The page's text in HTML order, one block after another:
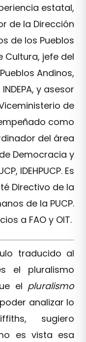
estatal,
de la Dirección
de los Pueblos
Cultura, jefe del
Andinos,
y asesor
de
como
del área
Democracia y
IDEHPUCP. Es
Directivo de la
de la PUCP.
a FAO y OIT.
traducido al
el pluralismo
el pluralismo
analizar lo
sugiero
es vista esa